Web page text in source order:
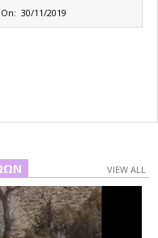
On: 30/11/2019
VIEW ALL